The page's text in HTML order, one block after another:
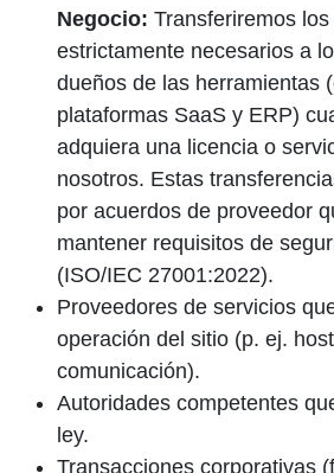
Negocio: Transferiremos
estrictamente necesarios a
dueños de las herramientas
plataformas SaaS y ERP)
adquiera una licencia o
nosotros. Estas
por acuerdos de proveedor
mantener requisitos de
(ISO/IEC 27001:2022).
Proveedores de servicios
operación del sitio (p. ej.
comunicación).
Autoridades competentes
ley.
Transacciones corporativas